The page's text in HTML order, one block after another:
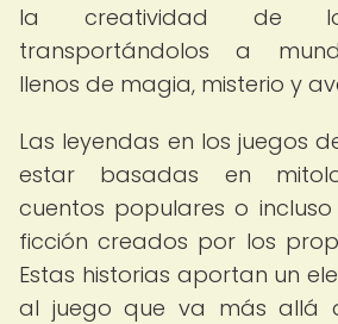
la creatividad de
transportándolos a
llenos de magia, misterio y
Las leyendas en los juegos
estar basadas en
cuentos populares o
ficción creados por los
Estas historias aportan un
al juego que va más allá